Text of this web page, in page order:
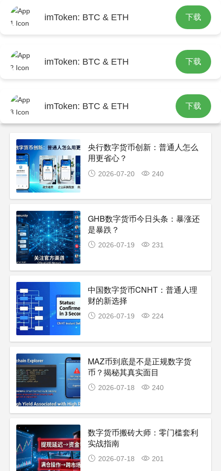
imToken: BTC & ETH 下载
imToken: BTC & ETH 下载
imToken: BTC & ETH 下载
首页
央行数字货币创新：普通人怎么
用更省心？
2026-07-20 240
GHB数字货币今日头条：暴涨还
是暴跌？
2026-07-19 231
中国数字货币CNHT：普通人理
财的新选择
2026-07-19 224
MAZ币到底是不是正规数字货
币？揭秘其真实面目
2026-07-18 240
数字货币搬砖大师：零门槛套利
实战指南
2026-07-18 201